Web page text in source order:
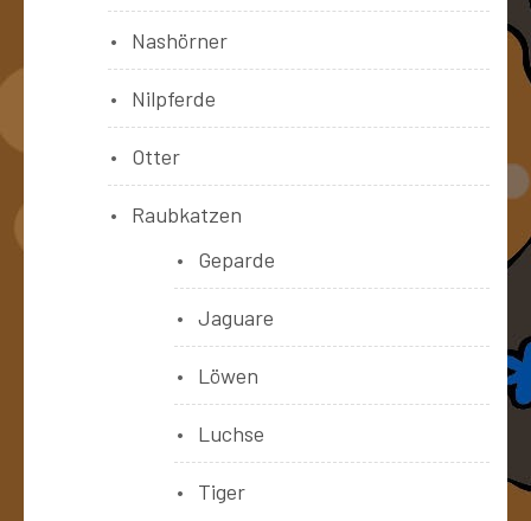
Nashörner
Nilpferde
Otter
Raubkatzen
Geparde
Jaguare
Löwen
Luchse
Tiger